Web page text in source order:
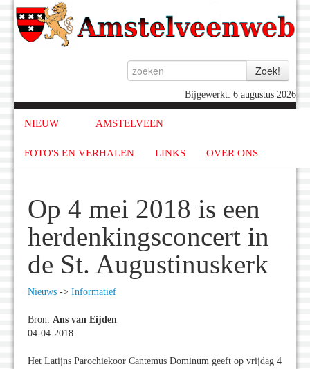
Bijgewerkt: 6 augustus 2026
NIEUW AMSTELVEEN
FOTO'S EN VERHALEN LINKS OVER ONS
Op 4 mei 2018 is een
herdenkingsconcert in
de St. Augustinuskerk
Nieuws -> Informatief
Bron: Ans van Eijden
04-04-2018
Het Latijns Parochiekoor Cantemus Dominum geeft op vrijdag 4